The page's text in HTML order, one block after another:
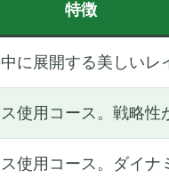
特徴
に展開する美しいレ
使用コース。戦略性
使用コース。ダイナ